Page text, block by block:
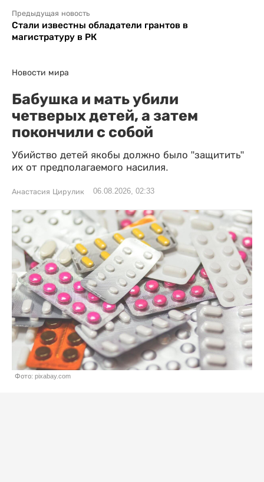
Предыдущая новость
Стали известны обладатели грантов в
магистратуру в РК
Новости мира
Бабушка и мать убили
четверых детей, а затем
покончили с собой
Убийство детей якобы должно было "защитить"
их от предполагаемого насилия.
Анастасия Цирулик 06.08.2026, 02:33
Фото: pixabay.com